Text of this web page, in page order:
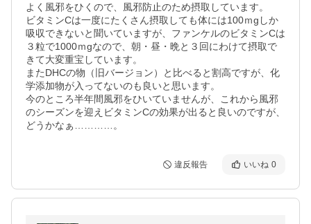
よく風邪をひくので、風邪防止のため摂取しています。
ビタミンCは一度にたくさん摂取しても体には100ｍgしか
吸収できないと聞いていますが、ファンケルのビタミンCは
３粒で1000ｍgなので、朝・昼・晩と３回にわけて摂取で
きて大変重宝しています。
またDHCの物（旧バージョン）と比べると割高ですが、化
学添加物が入ってないのも良いと思います。
今のところ半年間風邪をひいていませんが、これから風邪
のシーズンを迎えビタミンCの効果が出ると良いのですが、
どうかなぁ…………。
違反報告 いいね 0